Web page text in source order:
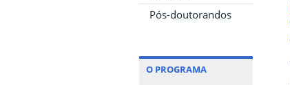
Pós-doutorandos
O PROGRAMA